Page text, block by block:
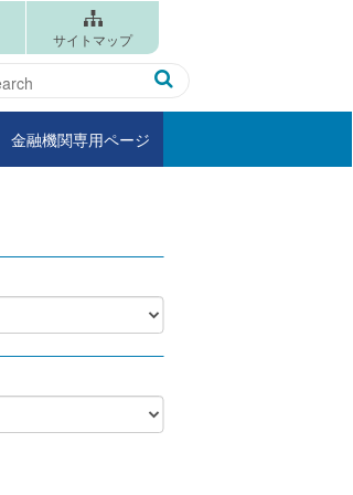
金融機関専用ページ
サイトマップ